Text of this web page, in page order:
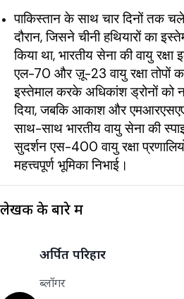
पाकिस्तान के साथ चार दिनों तक
दौरान, जिसने चीनी हथियारों का
किया था, भारतीय सेना की वायु रक्षा
एल-70 और ज़ू-23 वायु रक्षा तोपों
इस्तेमाल करके अधिकांश ड्रोनों को
दिया, जबकि आकाश और
साथ-साथ भारतीय वायु सेना की
सुदर्शन एस-400 वायु रक्षा
महत्त्वपूर्ण भूमिका निभाई।
लेखक के बारे में
अर्पित परिहार
ब्लॉगर